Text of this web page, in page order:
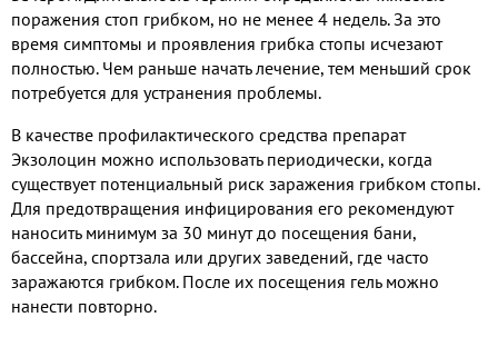
поражения стоп грибком, но не менее 4 недель. За это
время симптомы и проявления грибка стопы исчезают
полностью. Чем раньше начать лечение, тем меньший срок
потребуется для устранения проблемы.
В качестве профилактического средства препарат
Экзолоцин можно использовать периодически, когда
существует потенциальный риск заражения грибком стопы.
Для предотвращения инфицирования его рекомендуют
наносить минимум за 30 минут до посещения бани,
бассейна, спортзала или других заведений, где часто
заражаются грибком. После их посещения гель можно
нанести повторно.